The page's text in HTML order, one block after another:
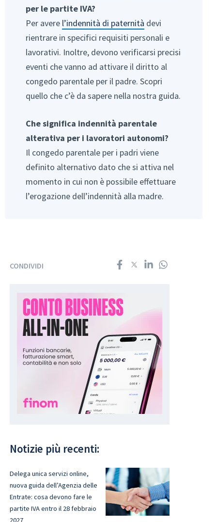
per le partite IVA?
Per avere l’indennità di paternità devi
rientrare in specifici requisiti personali e
lavorativi. Inoltre, devono verificarsi precisi
eventi che vanno ad attivare il diritto al
congedo parentale per il padre. Scopri
quello che c’è da sapere nella nostra guida.
Che significa indennità parentale
alterativa per i lavoratori autonomi?
Il congedo parentale per i padri viene
definito alternativo dato che si attiva nel
momento in cui non è possibile effettuare
l’erogazione dell’indennità alla madre.
CONDIVIDI
Notizie più recenti:
Delega unica servizi online,
nuova guida dell’Agenzia delle
Entrate: cosa devono fare le
partite IVA entro il 28 febbraio
2027